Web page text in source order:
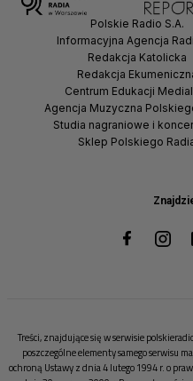
Polskie Radio S.A.
Informacyjna Agencja
Redakcja Katolicka
Redakcja
Centrum Edukacji
Agencja Muzyczna
Studia nagraniowe i
Sklep Polskiego
Treści, znajdujące się w serwisie
poszczególne elementy samego serwisu
ochroną Ustawy z dnia 4 lutego 1994 r. o